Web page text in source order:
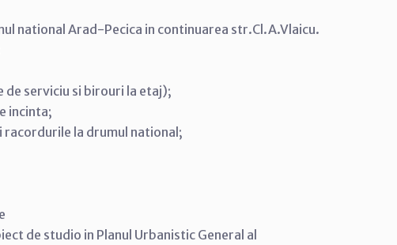
national Arad-Pecica in continuarea str.Cl.A.Vlaicu.
serviciu si birouri la etaj);
incinta;
la drumul national;
de studio in Planul Urbanistic General al